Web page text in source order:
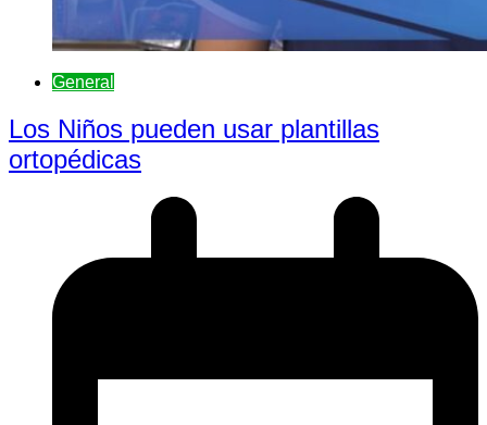
General
Los Niños pueden usar plantillas
ortopédicas